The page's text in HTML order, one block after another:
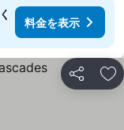
料金を表示
シェア お